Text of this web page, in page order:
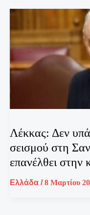
Λέκκας: Δεν
σεισμού στη
επανέλθει στην
Ελλάδα /8 Μαρτίου